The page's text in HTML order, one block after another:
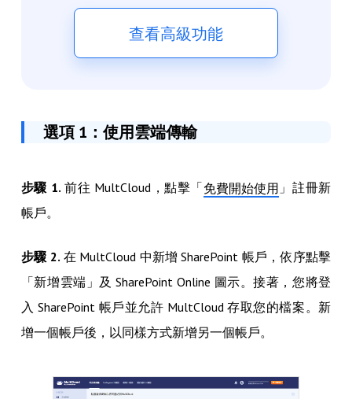
查看高級功能
選項 1：使用雲端傳輸
步驟 1. 前往 MultCloud，點擊「免費開始使用 」註冊新
帳戶。
步驟 2. 在 MultCloud 中新增 SharePoint 帳戶，依序點擊
「新增雲端」及 SharePoint Online 圖示。接著，您將登
入 SharePoint 帳戶並允許 MultCloud 存取您的檔案。新
增一個帳戶後，以同樣方式新增另一個帳戶。